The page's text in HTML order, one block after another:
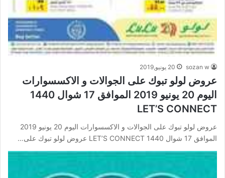
sozan w 20 يونيو,2019
عروض لولو تبوك على الجوالات و الاكسسوارات
اليوم 20 يونيو 2019 الموافق 17 شوال 1440
LET’S CONNECT
عروض لولو تبوك على الجوالات و الاكسسوارات اليوم 20 يونيو 2019
الموافق 17 شوال 1440 LET’S CONNECT عروض لولو تبوك على…